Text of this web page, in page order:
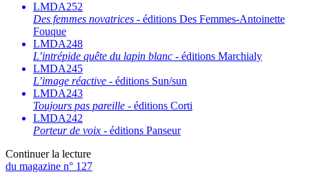
LMDA252
Des femmes novatrices - éditions Des Femmes-Antoinette
Fouque
LMDA248
L’intrépide quête du lapin blanc - éditions Marchialy
LMDA245
L’image réactive - éditions Sun/sun
LMDA243
Toujours pas pareille - éditions Corti
LMDA242
Porteur de voix - éditions Panseur
Continuer la lecture
du magazine n° 127